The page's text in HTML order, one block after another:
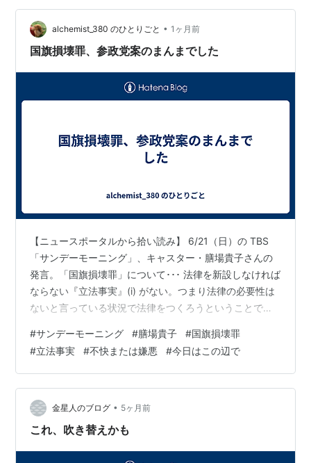
alchemist_380 のひとりごと • 1ヶ月前
国旗損壊罪、参政党案のまんまでした
【ニュースポータルから拾い読み】 6/21（日）の TBS
「サンデーモーニング」、キャスター・膳場貴子さんの
発言。「国旗損壊罪」について･･･ 法律を新設しなければ
ならない『立法事実』(i) がない。つまり法律の必要性は
ないと言っている状況で法律をつくろうということで、
立法事実とは、法律の制定・改廃に際して、その必要性
や合理性を裏付ける根拠となる「社会的、経済的、科学
的な事実」を言います。このような問題が発生している
から、それを解決するために法律を定める必要がある、
という具体的説明です。つまり、まだ何もマズいことは
起こっていないけ…
#サンデーモーニング #膳場貴子 #国旗損壊罪
#立法事実 #不快または嫌悪 #今日はこの辺で
金星人のブログ • 5ヶ月前
これ、吹き替えかも